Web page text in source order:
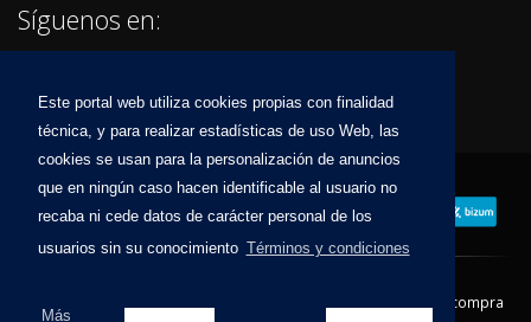
Este portal web utiliza cookies propias con finalidad
técnica, y para realizar estadísticas de uso Web, las
cookies se usan para la personalización de anuncios
que en ningún caso hacen identificable al usuario no
recaba ni cede datos de carácter personal de los
usuarios sin su conocimiento Términos y condiciones
Más
Síguenos en:
Condiciones de compra